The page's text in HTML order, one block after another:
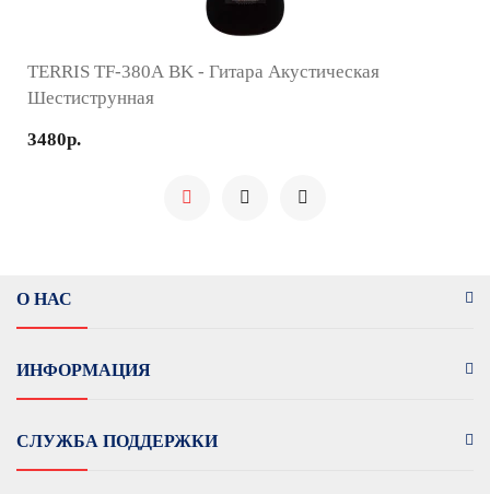
TERRIS TF-380A BK - Гитара Акустическая
Шестиструнная
3480р.
О НАС
ИНФОРМАЦИЯ
СЛУЖБА ПОДДЕРЖКИ